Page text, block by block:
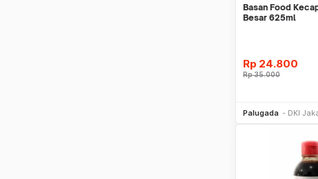
Basan Food
Besar 625ml
Rp 24.800
Rp35.000
Palugada DKI